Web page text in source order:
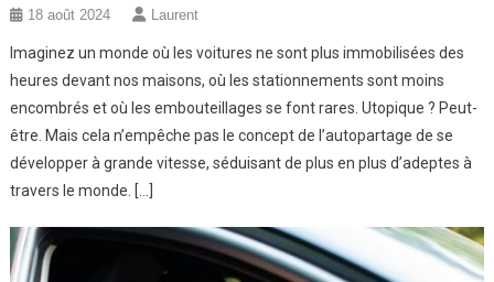
18 août 2024 Laurent
Imaginez un monde où les voitures ne sont plus immobilisées des
heures devant nos maisons, où les stationnements sont moins
encombrés et où les embouteillages se font rares. Utopique ? Peut-
être. Mais cela n’empêche pas le concept de l’autopartage de se
développer à grande vitesse, séduisant de plus en plus d’adeptes à
travers le monde. […]